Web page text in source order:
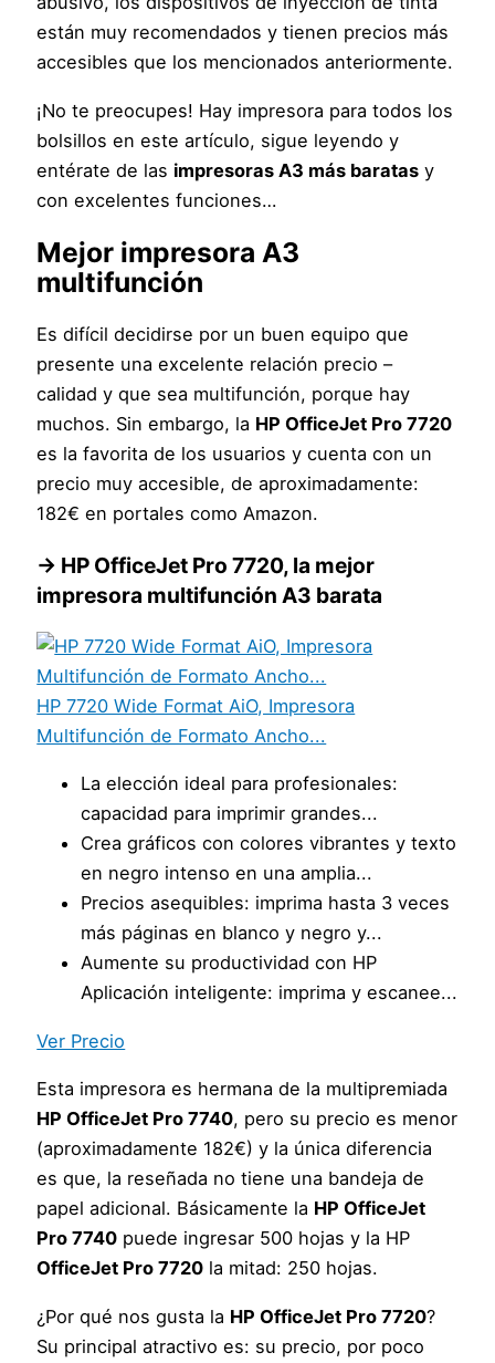
están muy recomendados y tienen precios más
accesibles que los mencionados anteriormente.
¡No te preocupes! Hay impresora para todos los
bolsillos en este artículo, sigue leyendo y
entérate de las impresoras A3 más baratas y
con excelentes funciones…
Mejor impresora A3
multifunción
Es difícil decidirse por un buen equipo que
presente una excelente relación precio –
calidad y que sea multifunción, porque hay
muchos. Sin embargo, la HP OfficeJet Pro 7720
es la favorita de los usuarios y cuenta con un
precio muy accesible, de aproximadamente:
182€ en portales como Amazon.
→ HP OfficeJet Pro 7720, la mejor
impresora multifunción A3 barata
HP 7720 Wide Format AiO, Impresora
Multifunción de Formato Ancho...
La elección ideal para profesionales:
capacidad para imprimir grandes...
Crea gráficos con colores vibrantes y texto
en negro intenso en una amplia...
Precios asequibles: imprima hasta 3 veces
más páginas en blanco y negro y...
Aumente su productividad con HP
Aplicación inteligente: imprima y escanee...
Ver Precio
Esta impresora es hermana de la multipremiada
HP OfficeJet Pro 7740, pero su precio es menor
(aproximadamente 182€) y la única diferencia
es que, la reseñada no tiene una bandeja de
papel adicional. Básicamente la HP OfficeJet
Pro 7740 puede ingresar 500 hojas y la HP
OfficeJet Pro 7720 la mitad: 250 hojas.
¿Por qué nos gusta la HP OfficeJet Pro 7720?
Su principal atractivo es: su precio, por poco